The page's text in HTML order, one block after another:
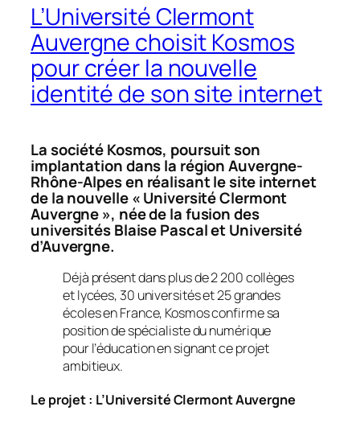
L’Université Clermont
Auvergne choisit Kosmos
pour créer la nouvelle
identité de son site internet
La société Kosmos, poursuit son
implantation dans la région Auvergne-
Rhône-Alpes en réalisant le site internet
de la nouvelle « Université Clermont
Auvergne », née de la fusion des
universités Blaise Pascal et Université
d’Auvergne.
Déjà présent dans plus de 2 200 collèges
et lycées, 30 universités et 25 grandes
écoles en France, Kosmos confirme sa
position de spécialiste du numérique
pour l’éducation en signant ce projet
ambitieux.
Le projet : L’Université Clermont Auvergne